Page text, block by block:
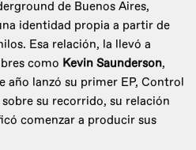
de Buenos Aires,
identidad propia a partir de
Esa relación, la llevó a
como Kevin Saunderson,
año lanzó su primer EP, Control
su recorrido, su relación
comenzar a producir sus